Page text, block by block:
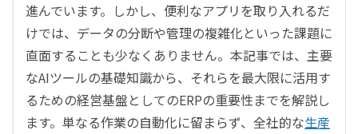
データ分析／BI
ガバナンス／リスク管理
BPR／業務改善
進んでいます。しかし、便利なアプリを取り入れるだ
けでは、データの分断や管理の複雑化といった課題に
直面することも少なくありません。本記事では、主要
なAIツールの基礎知識から、それらを最大限に活用す
るための経営基盤としてのERPの重要性までを解説し
ます。単なる作業の自動化に留まらず、全社的な生産